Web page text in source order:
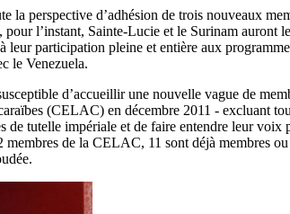
la perspective d’adhésion de trois nouveaux
l’instant, Sainte-Lucie et le Surinam auront
participation pleine et entière aux
le Venezuela.
d’accueillir une nouvelle vague de
(CELAC) en décembre 2011 - excluant
de tutelle impériale et de faire entendre leur
de la CELAC, 11 sont déjà membres